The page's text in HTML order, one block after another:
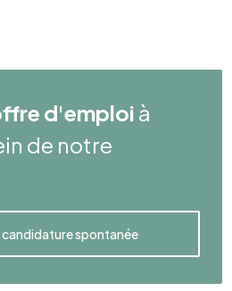
d'emploi à
de notre
candidature spontanée